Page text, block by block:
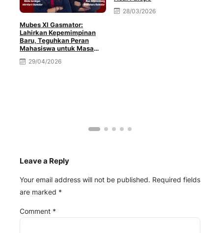
Mubes XI Gasmator:
Lahirkan Kepemimpinan
Baru, Teguhkan Peran
Mahasiswa untuk Masa
29/04/2026
28/03/2026
Leave a Reply
Your email address will not be published. Required fields
are marked *
Comment *